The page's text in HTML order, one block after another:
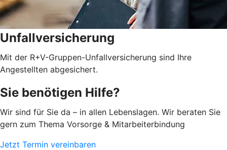
Unfallversicherung
Mit der R+V-Gruppen-Unfallversicherung sind Ihre
Angestellten abgesichert.
Sie benötigen Hilfe?
Wir sind für Sie da – in allen Lebenslagen. Wir beraten Sie
gern zum Thema Vorsorge & Mitarbeiterbindung
Jetzt Termin vereinbaren